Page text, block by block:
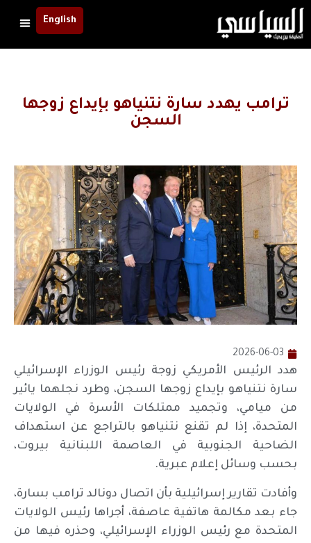
English
ترامب يهدد سارة نتنياهو بإيداع زوجها
السجن
2026-06-03
هدد الرئيس الأمريكي زوجة رئيس الوزراء الإسرائيلي
سارة نتنياهو بإيداع زوجها السجن، وطرد نجلهما يائير
من ميامي، وتجميد ممتلكات الأسرة في الولايات
المتحدة، إذا لم تقنع نتنياهو بالتراجع عن استهداف
الضاحية الجنوبية في العاصمة اللبنانية بيروت،
بحسب وسائل إعلام عبرية.
وأفادت تقارير إسرائيلية بأن اتصال دونالد ترامب بسارة،
جاء بعد مكالمة هاتفية عاصفة، أجراها رئيس الولايات
المتحدة مع رئيس الوزراء الإسرائيلي، وحذره فيها من